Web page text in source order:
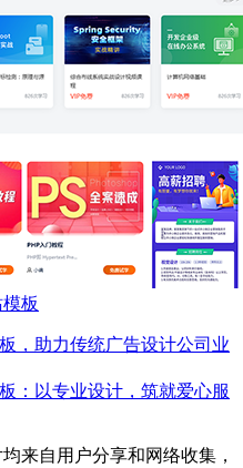
板
，助力传统广告设计公司业
：以专业设计，筑就爱心服
来自用户分享和网络收集，